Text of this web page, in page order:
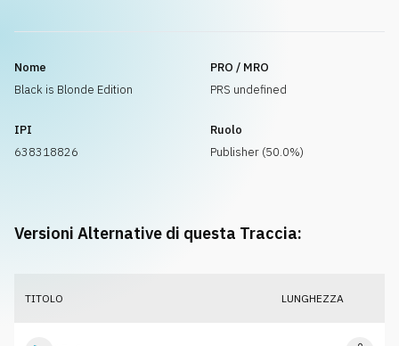
Nome
Black is Blonde Edition
PRO / MRO
PRS undefined
IPI
638318826
Ruolo
Publisher (50.0%)
Versioni Alternative di questa Traccia:
TITOLO LUNGHEZZA